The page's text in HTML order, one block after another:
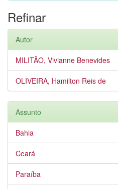
Refinar
Autor
MILITÃO, Vivianne Benevides
OLIVEIRA, Hamilton Reis de
Assunto
Bahia
Ceará
Paraíba